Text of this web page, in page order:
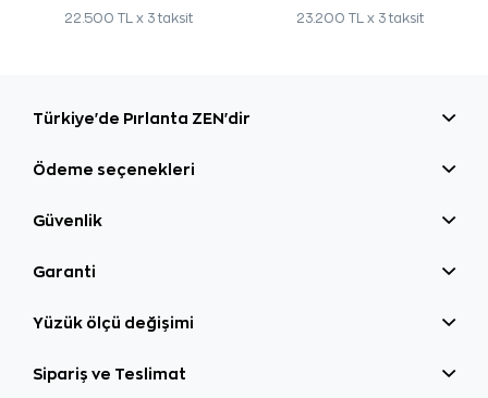
22.500 TL x 3 taksit 23.200 TL x 3 taksit
Türkiye'de Pırlanta ZEN'dir
Ödeme seçenekleri
Güvenlik
Garanti
Yüzük ölçü değişimi
Sipariş ve Teslimat